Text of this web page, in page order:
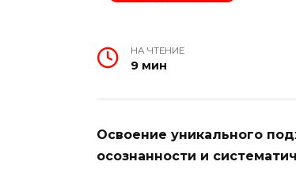
НА ЧТЕНИЕ
9 мин
Освоение уникального
осознанности и